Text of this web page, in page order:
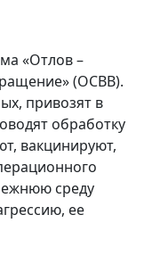
«Отлов –
(ОСВВ).
привозят в
обработку
вакцинируют,
среду
ее